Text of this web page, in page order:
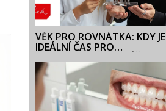
VĚK PRO ROVNÁTKA: KDY JE
IDEÁLNÍ ČAS PRO
ORTODONTICKOU LÉČBU?